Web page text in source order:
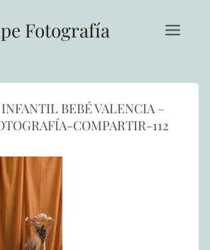
Fotografía
BEBÉ VALENCIA –
COMPARTIR-112